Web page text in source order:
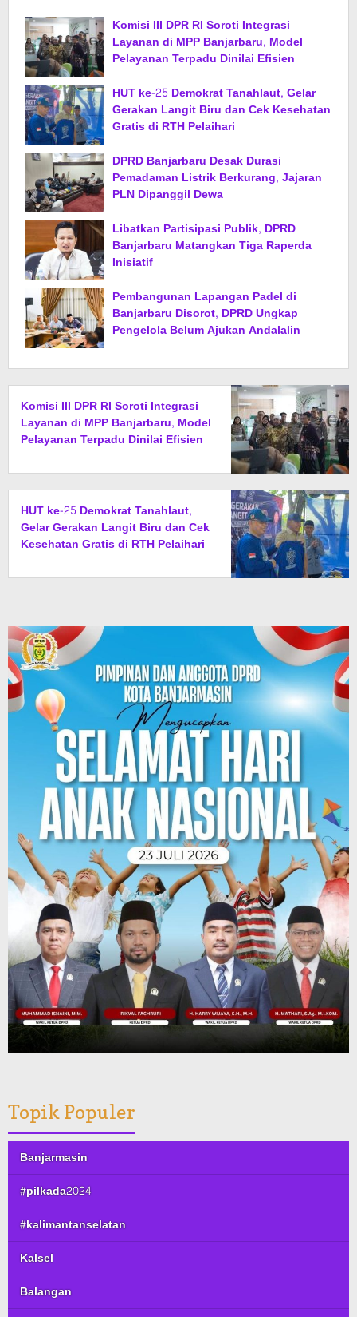
Komisi III DPR RI Soroti Integrasi
Layanan di MPP Banjarbaru, Model
Pelayanan Terpadu Dinilai Efisien
HUT ke-25 Demokrat Tanahlaut, Gelar
Gerakan Langit Biru dan Cek Kesehatan
Gratis di RTH Pelaihari
DPRD Banjarbaru Desak Durasi
Pemadaman Listrik Berkurang, Jajaran
PLN Dipanggil Dewa
Libatkan Partisipasi Publik, DPRD
Banjarbaru Matangkan Tiga Raperda
Inisiatif
Pembangunan Lapangan Padel di
Banjarbaru Disorot, DPRD Ungkap
Pengelola Belum Ajukan Andalalin
Komisi III DPR RI Soroti Integrasi
Layanan di MPP Banjarbaru, Model
Pelayanan Terpadu Dinilai Efisien
HUT ke-25 Demokrat Tanahlaut,
Gelar Gerakan Langit Biru dan Cek
Kesehatan Gratis di RTH Pelaihari
Topik Populer
Banjarmasin
#pilkada2024
#kalimantanselatan
Kalsel
Balangan